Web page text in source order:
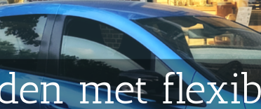
met